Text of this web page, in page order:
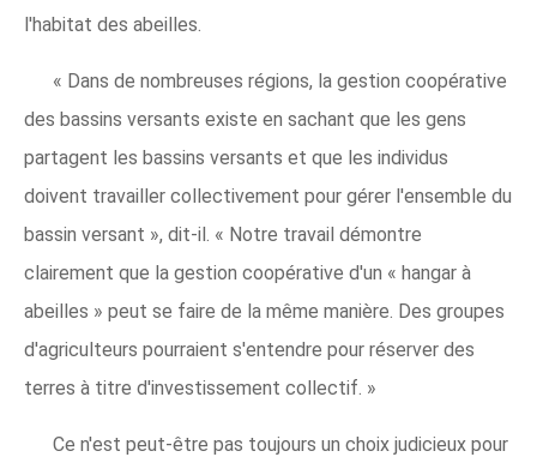
l'habitat des abeilles.
« Dans de nombreuses régions, la gestion coopérative
des bassins versants existe en sachant que les gens
partagent les bassins versants et que les individus
doivent travailler collectivement pour gérer l'ensemble du
bassin versant », dit-il. « Notre travail démontre
clairement que la gestion coopérative d'un « hangar à
abeilles » peut se faire de la même manière. Des groupes
d'agriculteurs pourraient s'entendre pour réserver des
terres à titre d'investissement collectif. »
Ce n'est peut-être pas toujours un choix judicieux pour